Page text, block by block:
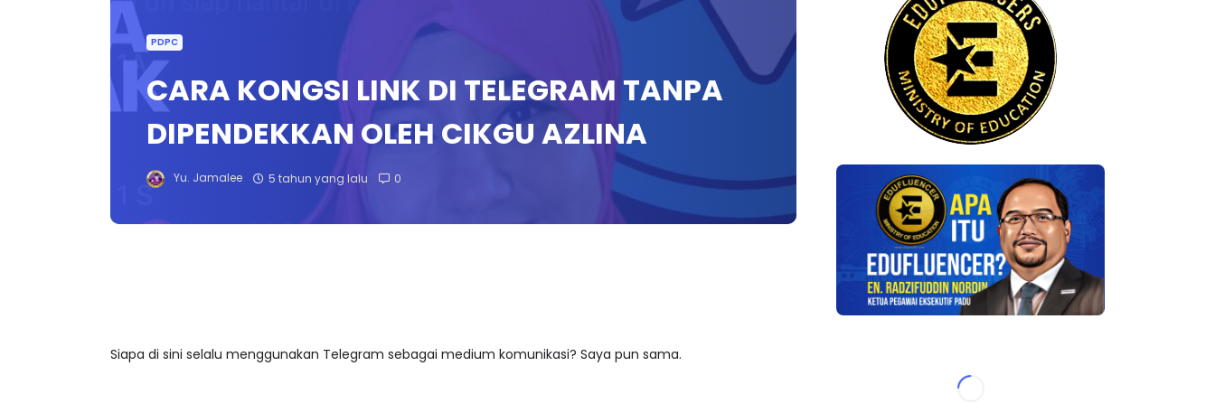
PDPC
CARA KONGSI LINK DI TELEGRAM TANPA
DIPENDEKKAN OLEH CIKGU AZLINA
Yu. Jamalee 5 tahun yang lalu 0
Siapa di sini selalu menggunakan Telegram sebagai medium komunikasi? Saya pun sama.